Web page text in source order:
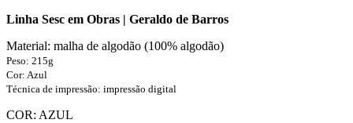
Linha Sesc em Obras | Geraldo de Barros
Material: malha de algodão (100% algodão)
Peso: 215g
Cor: Azul
Técnica de impressão: impressão digital
COR: AZUL